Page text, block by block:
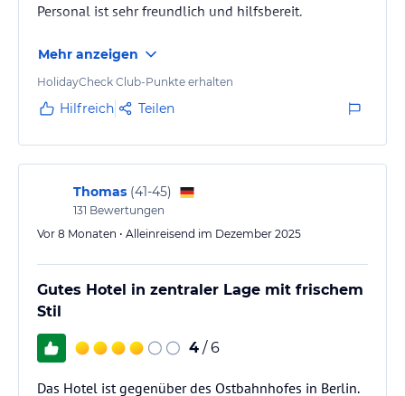
Personal ist sehr freundlich und hilfsbereit.
Mehr anzeigen
HolidayCheck Club-Punkte erhalten
Hilfreich Teilen
Thomas (41-45)
131 Bewertungen
Vor 8 Monaten • Alleinreisend im Dezember 2025
Gutes Hotel in zentraler Lage mit frischem
Stil
4 / 6
Das Hotel ist gegenüber des Ostbahnhofes in Berlin.